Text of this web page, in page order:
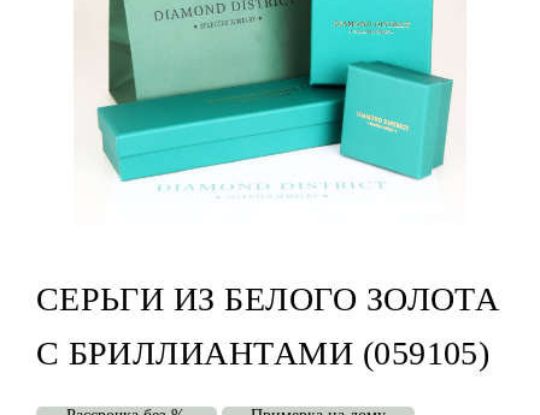
СЕРЬГИ ИЗ БЕЛОГО ЗОЛОТА
С БРИЛЛИАНТАМИ (059105)